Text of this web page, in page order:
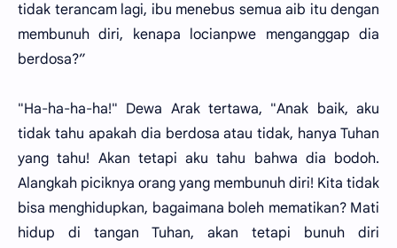
tidak terancam lagi, ibu menebus semua aib itu dengan
membunuh diri, kenapa locianpwe menganggap dia
berdosa?”
"Ha-ha-ha-ha!" Dewa Arak tertawa, "Anak baik, aku
tidak tahu apakah dia berdosa atau tidak, hanya Tuhan
yang tahu! Akan tetapi aku tahu bahwa dia bodoh.
Alangkah piciknya orang yang membunuh diri! Kita tidak
bisa menghidupkan, bagaimana boleh mematikan? Mati
hidup di tangan Tuhan, akan tetapi bunuh diri